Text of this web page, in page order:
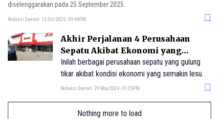
diselenggarakan pada 25 September 2025.
Redaksi Daerah 15 Oct 2025 - 09:44PM
Akhir Perjalanan 4 Perusahaan
Sepatu Akibat Ekonomi yang
Makin Lesu
Inilah berbagai perusahaan sepatu yang gulung
tikar akibat kondisi ekonomi yang semakin lesu.
Redaksi Daerah 29 May 2024 - 01:35PM
Nothing more to load